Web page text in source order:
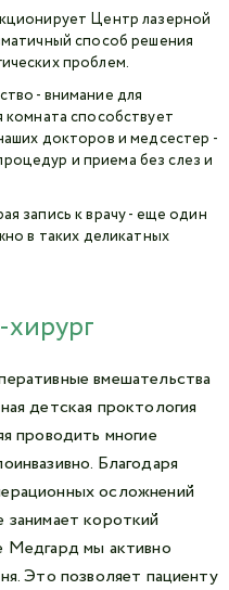
Центр лазерной
способ решения
проблем.
- внимание для
комната способствует
докторов и медсестер -
и приема без слез и
запись к врачу - еще один
в таких деликатных
вмешательства
детская проктология
проводить многие
Благодаря
осложнений
занимает короткий
Медгард мы активно
Это позволяет пациенту